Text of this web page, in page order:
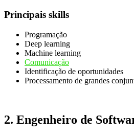
Principais skills
Programação
Deep learning
Machine learning
Comunicação
Identificação de oportunidades
Processamento de grandes
2. Engenheiro de